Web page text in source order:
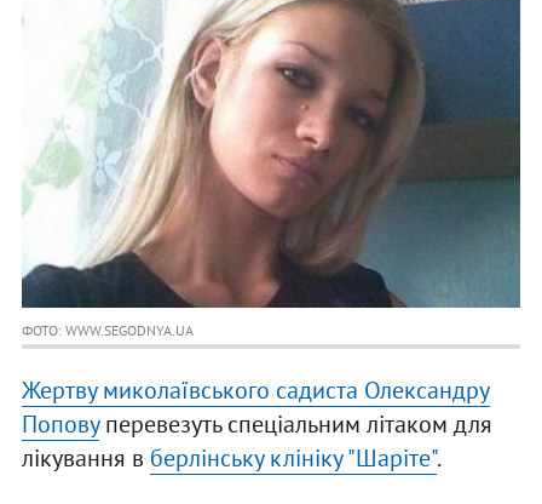
ФОТО: WWW.SEGODNYA.UA
Жертву миколаївського садиста Олександру
Поповуперевезуть спеціальним літаком для
лікування в берлінську клініку "Шаріте".